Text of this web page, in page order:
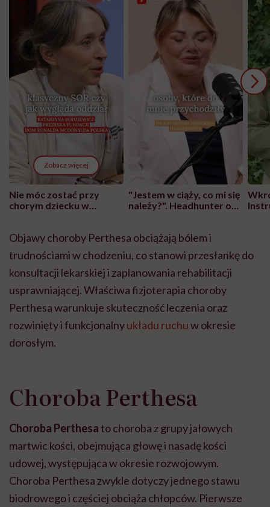
Zobacz więcej
Nie móc zostać przy
chorym dziecku w
może chyba tylko
głupota i brak
wyobraźni"
"Jestem w ciąży, co mi się
należy?". Headhunter o
pracy
Objawy choroby Perthesa obciążają bólem i
trudnościami w chodzeniu, co stanowi przesłankę do
konsultacji lekarskiej i zaplanowania rehabilitacji
usprawniającej. Właściwa fizjoterapia choroby
Perthesa warunkuje skuteczność leczenia oraz
rozwinięty i funkcjonalnyukładu ruchuw okresie
dorosłym.
Choroba Perthesa
Choroba Perthesato choroba z grupy jałowych
martwic kości, obejmująca głowę i nasadę kości
udowej, występująca w okresie rozwojowym.
Choroba Perthesa zwykle dotyczy jednego stawu
biodrowego i częściej obciąża chłopców. Pierwsze